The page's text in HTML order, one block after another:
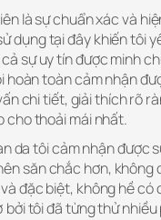
là sự chuẩn xác và
dụng tại đây khiến tôi
sự uy tín được minh
toàn cảm nhận
chi tiết, giải thích rõ
cho thoải mái nhất.
da tôi cảm nhận được
săn chắc hơn,
đặc biệt, không hề
tôi đã từng thử